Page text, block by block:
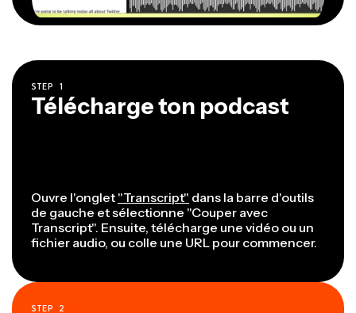
STEP 1
Télécharge ton podcast
Ouvre l'onglet "Transcript" dans la barre d'outils
de gauche et sélectionne "Couper avec
Transcript". Ensuite, télécharge une vidéo ou un
fichier audio, ou colle une URL pour commencer.
STEP 2